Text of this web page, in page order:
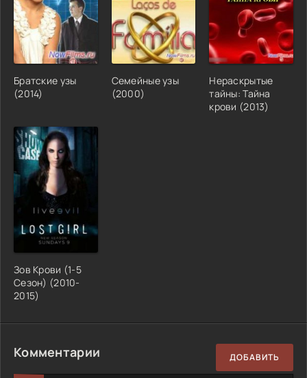
Братские узы
(2014)
Семейные узы
(2000)
Нераскрытые
тайны: Тайна
крови (2013)
Зов Крови (1-5
Сезон) (2010-
2015)
Комментарии ДОБАВИТЬ